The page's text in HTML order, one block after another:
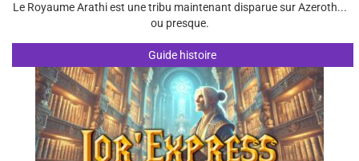
Le Royaume Arathi est une tribu maintenant disparue sur Azeroth...
ou presque.
Guide histoire